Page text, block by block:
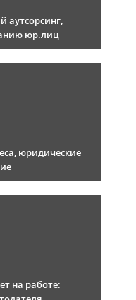
аутсорсинг,
юр.лиц
юридические
на работе: